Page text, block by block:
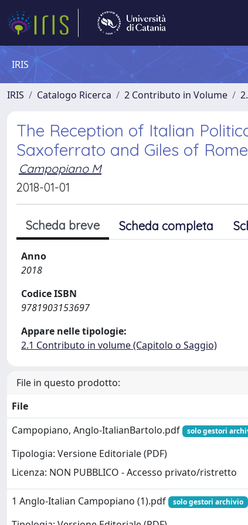
IRIS
IRIS Catalogo Ricerca 2 Contributo in Volume
The Reception of Italian
Saxoferrato and Giles of
Campopiano M
2018-01-01
Scheda breve Scheda completa
Anno
2018
Codice ISBN
9781903153697
Appare nelle tipologie:
2.1 Contributo in volume (Capitolo o Saggio)
File in questo prodotto:
File
Campopiano, Anglo-ItalianBartolo.pdf
solo gestori
Tipologia: Versione Editoriale (PDF)
Licenza: NON PUBBLICO - Accesso privato/ristretto
1 Anglo-Italian Campopiano (1).pdf solo gestori archivio